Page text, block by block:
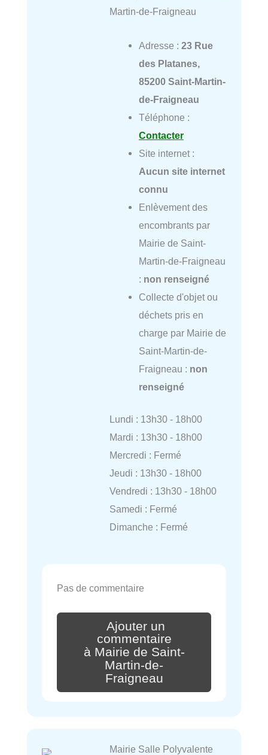
Martin-de-Fraigneau
Adresse : 23 Rue
des Platanes,
85200 Saint-Martin-
de-Fraigneau
Téléphone :
Contacter
Site internet :
Aucun site internet
connu
Enlèvement des
encombrants par
Mairie de Saint-
Martin-de-Fraigneau
: non renseigné
Collecte d'objet ou
déchets pris en
charge par Mairie de
Saint-Martin-de-
Fraigneau : non
renseigné
Lundi : 13h30 - 18h00
Mardi : 13h30 - 18h00
Mercredi : Fermé
Jeudi : 13h30 - 18h00
Vendredi : 13h30 - 18h00
Samedi : Fermé
Dimanche : Fermé
Pas de commentaire
Ajouter un
commentaire
à Mairie de Saint-
Martin-de-
Fraigneau
Mairie Salle Polyvalente